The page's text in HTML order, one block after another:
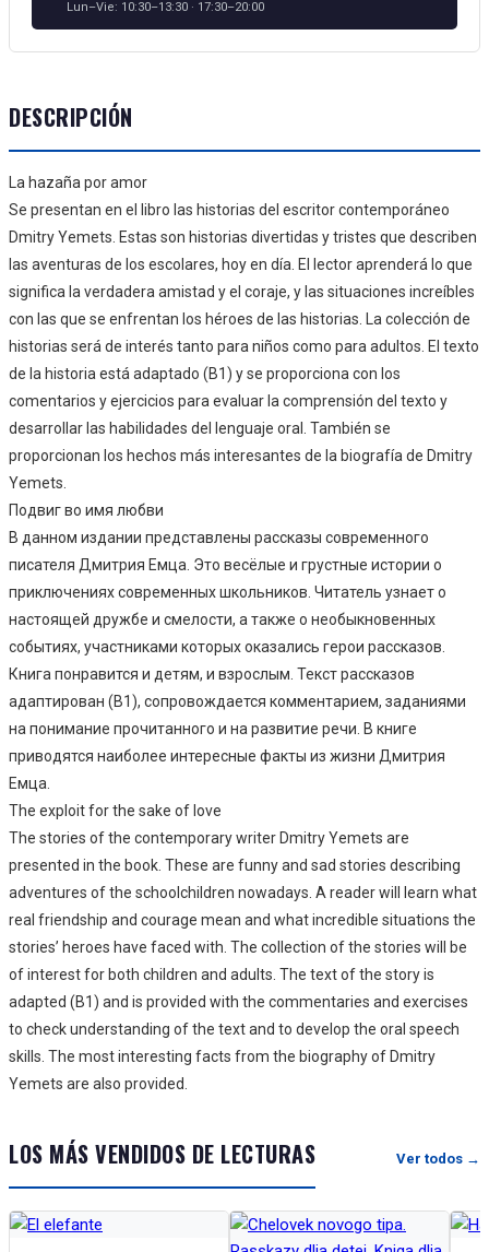
Lun–Vie: 10:30–13:30 · 17:30–20:00
DESCRIPCIÓN
La hazaña por amor
Se presentan en el libro las historias del escritor contemporáneo
Dmitry Yemets. Estas son historias divertidas y tristes que describen
las aventuras de los escolares, hoy en día. El lector aprenderá lo que
significa la verdadera amistad y el coraje, y las situaciones increíbles
con las que se enfrentan los héroes de las historias. La colección de
historias será de interés tanto para niños como para adultos. El texto
de la historia está adaptado (B1) y se proporciona con los
comentarios y ejercicios para evaluar la comprensión del texto y
desarrollar las habilidades del lenguaje oral. También se
proporcionan los hechos más interesantes de la biografía de Dmitry
Yemets.
Подвиг во имя любви
В данном издании представлены рассказы современного
писателя Дмитрия Емца. Это весёлые и грустные истории о
приключениях современных школьников. Читатель узнает о
настоящей дружбе и смелости, а также о необыкновенных
событиях, участниками которых оказались герои рассказов.
Книга понравится и детям, и взрослым. Текст рассказов
адаптирован (В1), сопровождается комментарием, заданиями
на понимание прочитанного и на развитие речи. В книге
приводятся наиболее интересные факты из жизни Дмитрия
Емца.
The exploit for the sake of love
The stories of the contemporary writer Dmitry Yemets are
presented in the book. These are funny and sad stories describing
adventures of the schoolchildren nowadays. A reader will learn what
real friendship and courage mean and what incredible situations the
stories’ heroes have faced with. The collection of the stories will be
of interest for both children and adults. The text of the story is
adapted (B1) and is provided with the commentaries and exercises
to check understanding of the text and to develop the oral speech
skills. The most interesting facts from the biography of Dmitry
Yemets are also provided.
LOS MÁS VENDIDOS DE LECTURAS Ver todos →